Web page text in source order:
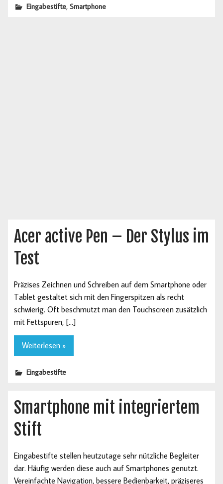
Eingabestifte,Smartphone
Acer active Pen – Der Stylus im
Test
Präzises Zeichnen und Schreiben auf dem Smartphone oder
Tablet gestaltet sich mit den Fingerspitzen als recht
schwierig. Oft beschmutzt man den Touchscreen zusätzlich
mit Fettspuren, […]
Weiterlesen »
Eingabestifte
Smartphone mit integriertem
Stift
Eingabestifte stellen heutzutage sehr nützliche Begleiter
dar. Häufig werden diese auch auf Smartphones genutzt.
Vereinfachte Navigation, bessere Bedienbarkeit, präziseres